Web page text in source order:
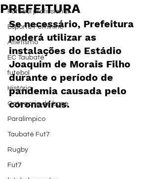
Futebol profissional
Esporte Feminino
Atletismo
EC Taubaté
futebol
História
Categoria de base
Paralímpico
Taubaté Fut7
Rugby
Fut7
PREFEITURA
Se necessário, Prefeitura
poderá utilizar as
instalações do Estádio
Joaquim de Morais Filho
durante o período de
pandemia causada pelo
coronavírus.